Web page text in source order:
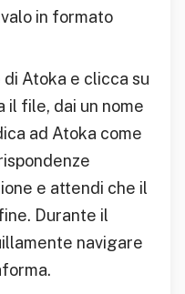
in formato
di Atoka e clicca su
il file, dai un nome
ad Atoka come
e attendi che il
Durante il
navigare